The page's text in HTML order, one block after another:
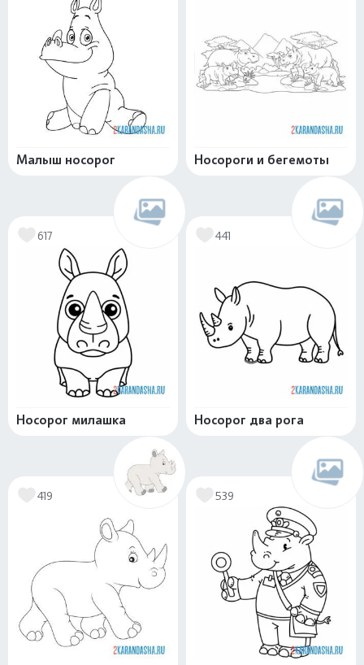
Малыш носорог Носороги и бегемоты
617
Носорог милашка
441
Носорог два рога
419 539